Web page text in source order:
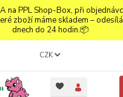
na PPL Shop-Box, při
zboží máme skladem –
dnech do 24 hodin.📦
CZK